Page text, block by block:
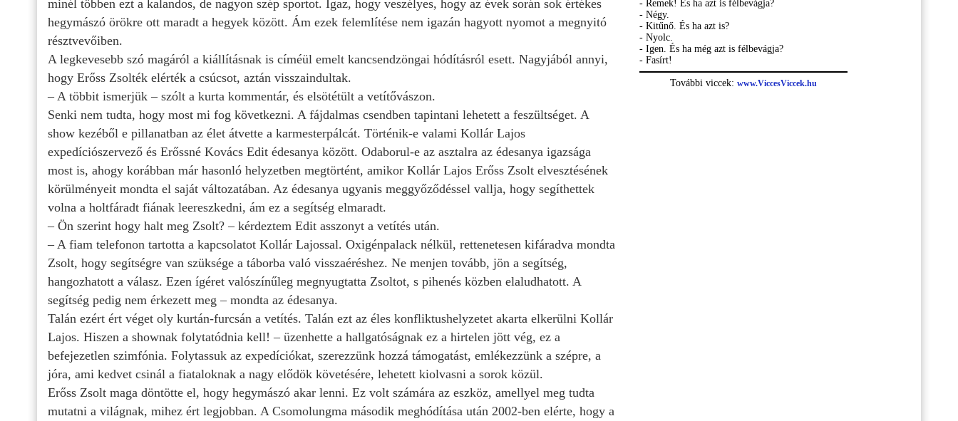
minél többen ezt a kalandos, de nagyon szép sportot. Igaz, hogy veszélyes, hogy az évek során sok értékes
hegymászó örökre ott maradt a hegyek között. Ám ezek felemlítése nem igazán hagyott nyomot a megnyitó
résztvevőiben.
A legkevesebb szó magáról a kiállításnak is címéül emelt kancsendzöngai hódításról esett. Nagyjából annyi,
hogy Erőss Zsolték elérték a csúcsot, aztán visszaindultak.
– A többit ismerjük – szólt a kurta kommentár, és elsötétült a vetítővászon.
Senki nem tudta, hogy most mi fog következni. A fájdalmas csendben tapintani lehetett a feszültséget. A
show kezéből e pillanatban az élet átvette a karmesterpálcát. Történik-e valami Kollár Lajos
expedíciószervező és Erőssné Kovács Edit édesanya között. Odaborul-e az asztalra az édesanya igazsága
most is, ahogy korábban már hasonló helyzetben megtörtént, amikor Kollár Lajos Erőss Zsolt elvesztésének
körülményeit mondta el saját változatában. Az édesanya ugyanis meggyőződéssel vallja, hogy segíthettek
volna a holtfáradt fiának leereszkedni, ám ez a segítség elmaradt.
– Ön szerint hogy halt meg Zsolt? – kérdeztem Edit asszonyt a vetítés után.
– A fiam telefonon tartotta a kapcsolatot Kollár Lajossal. Oxigénpalack nélkül, rettenetesen kifáradva mondta
Zsolt, hogy segítségre van szüksége a táborba való visszaéréshez. Ne menjen tovább, jön a segítség,
hangozhatott a válasz. Ezen ígéret valószínűleg megnyugtatta Zsoltot, s pihenés közben elaludhatott. A
segítség pedig nem érkezett meg – mondta az édesanya.
Talán ezért ért véget oly kurtán-furcsán a vetítés. Talán ezt az éles konfliktushelyzetet akarta elkerülni Kollár
Lajos. Hiszen a shownak folytatódnia kell! – üzenhette a hallgatóságnak ez a hirtelen jött vég, ez a
befejezetlen szimfónia. Folytassuk az expedíciókat, szerezzünk hozzá támogatást, emlékezzünk a szépre, a
jóra, ami kedvet csinál a fiataloknak a nagy elődök követésére, lehetett kiolvasni a sorok közül.
Erőss Zsolt maga döntötte el, hogy hegymászó akar lenni. Ez volt számára az eszköz, amellyel meg tudta
mutatni a világnak, mihez ért legjobban. A Csomolungma második meghódítása után 2002-ben elérte, hogy a